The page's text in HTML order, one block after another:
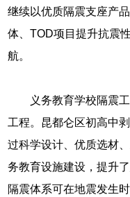
继续以优质隔震支座产
体、TOD项目提升抗震
航。
义务教育学校隔震
工程。昆都仑区初高中
过科学设计、优质选材
务教育设施建设，提升
隔震体系可在地震发生